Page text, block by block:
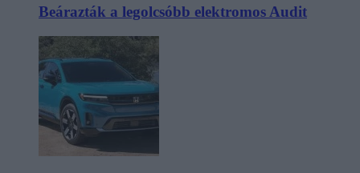
Beárazták a legolcsóbb elektromos Audit